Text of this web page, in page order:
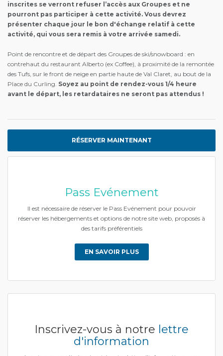
inscrites se verront refuser l’accès aux Groupes et ne
pourront pas participer à cette activité. Vous devrez
présenter chaque jour le bon d'échange relatif à cette
activité, qui vous sera remis à votre arrivée samedi.
Point de rencontre et de départ des Groupes de ski/snowboard : en
contrehaut du restaurant Alberto (ex Coffee), à proximité de la remontée
des Tufs, sur le front de neige en partie haute de Val Claret, au bout de la
Place du Curling. Soyez au point de rendez-vous 1/4 heure
avant le départ, les retardataires ne seront pas attendus !
RÉSERVER MAINTENANT
Pass Evénement
Il est nécessaire de réserver le Pass Evénement pour pouvoir
réserver les hébergements et options de notre site web, proposés à
des tarifs préférentiels
EN SAVOIR PLUS
Inscrivez-vous à notre lettre
d'information